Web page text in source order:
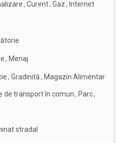
, Curent, Gaz, Internet
, Menaj
, Gradinită, Magazin Alimentar
de transport în comun, Parc,
stradal